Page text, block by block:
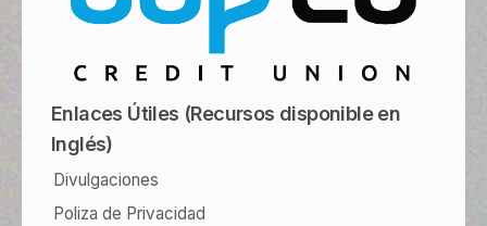
Enlaces Útiles (Recursos disponible en
Inglés)
Divulgaciones
Poliza de Privacidad